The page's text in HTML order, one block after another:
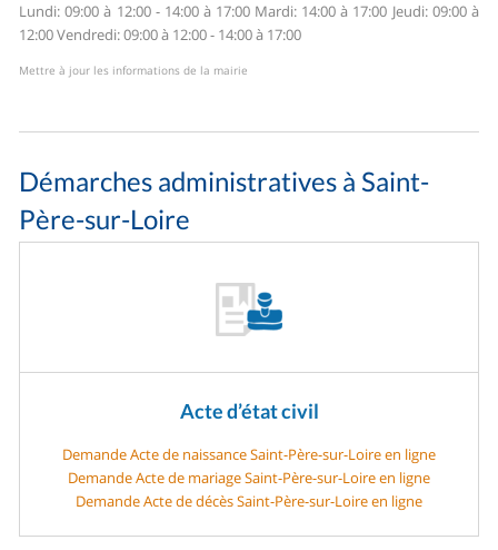
Lundi: 09:00 à 12:00 - 14:00 à 17:00 Mardi: 14:00 à 17:00 Jeudi: 09:00 à
12:00Vendredi: 09:00 à 12:00 - 14:00 à 17:00
Mettre à jour les informations de la mairie
Démarches administratives à Saint-
Père-sur-Loire
Acte d’état civil
Demande Acte de naissance Saint-Père-sur-Loire en ligne
Demande Acte de mariage Saint-Père-sur-Loire en ligne
Demande Acte de décès Saint-Père-sur-Loire en ligne